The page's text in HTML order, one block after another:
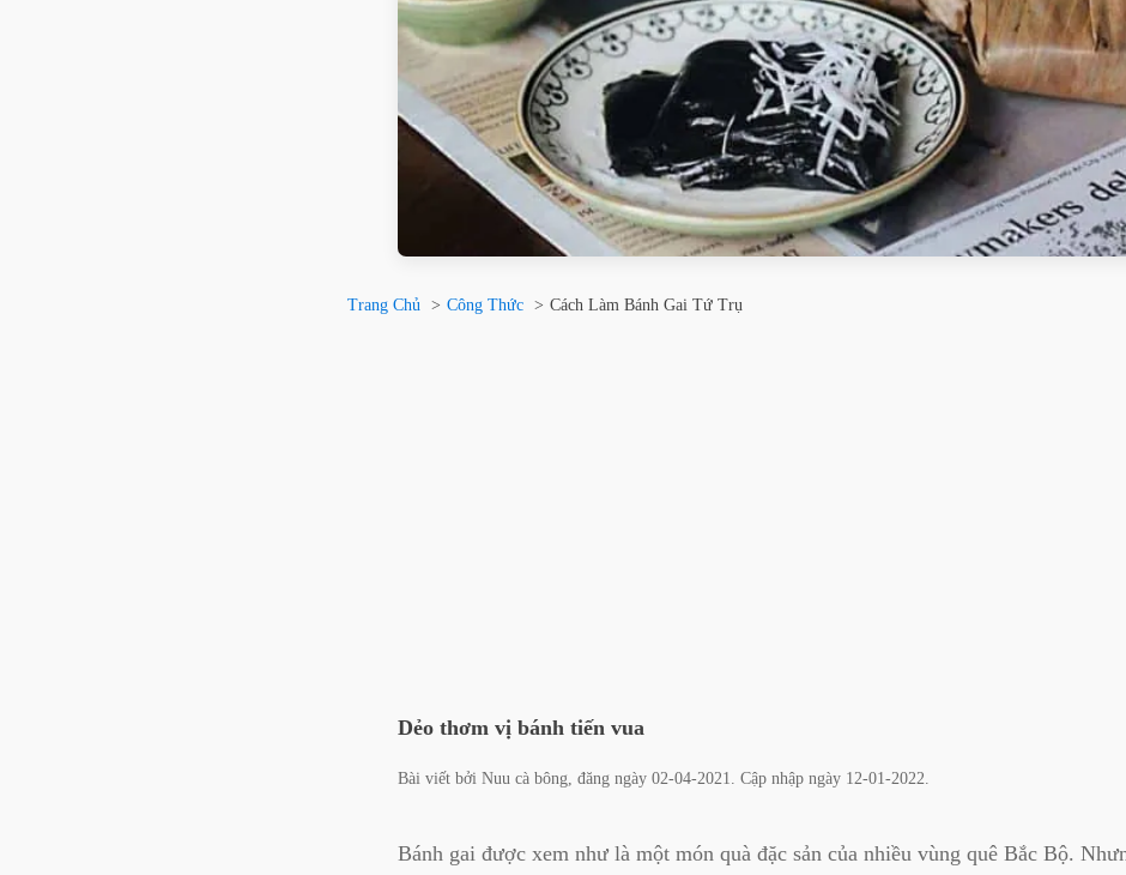
Trang Chủ Công Thức Cách Làm Bánh Gai Tứ Trụ
Dẻo thơm vị bánh tiến vua
Bài viết bởi Nuu cà bông , đăng ngày 02-04-2021 . Cập nhập ngày 12-01-2022
Bánh gai được xem như là một món quà đặc sản của nhiều vùng quê Bắc Bộ.